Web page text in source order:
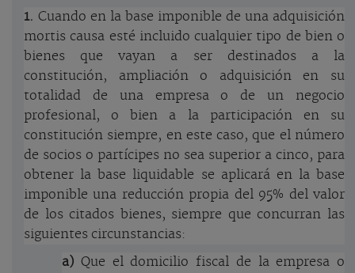
1. Cuando en la base imponible de una adquisición
mortis causa esté incluido cualquier tipo de bien o
bienes que vayan a ser destinados a la
constitución, ampliación o adquisición en su
totalidad de una empresa o de un negocio
profesional, o bien a la participación en su
constitución siempre, en este caso, que el número
de socios o partícipes no sea superior a cinco, para
obtener la base liquidable se aplicará en la base
imponible una reducción propia del 95% del valor
de los citados bienes, siempre que concurran las
siguientes circunstancias:
a) Que el domicilio fiscal de la empresa o